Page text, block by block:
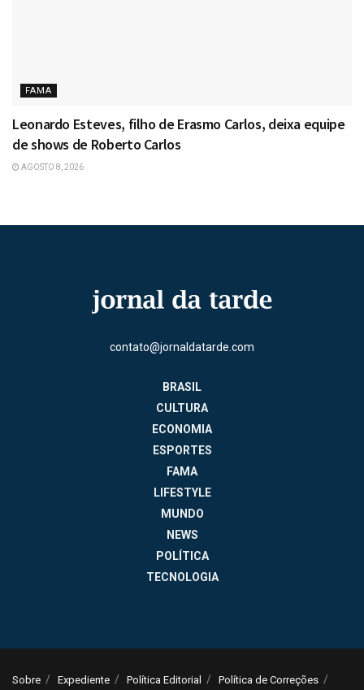
FAMA
Leonardo Esteves, filho de Erasmo Carlos, deixa equipe
de shows de Roberto Carlos
AGOSTO 8, 2026
contato@jornaldatarde.com
BRASIL
CULTURA
ECONOMIA
ESPORTES
FAMA
LIFESTYLE
MUNDO
NEWS
POLÍTICA
TECNOLOGIA
Sobre Expediente Política Editorial Política de Correções